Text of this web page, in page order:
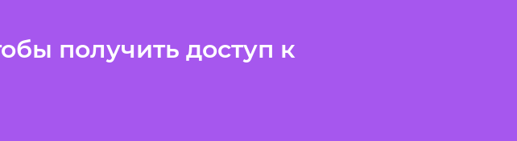
получить доступ к